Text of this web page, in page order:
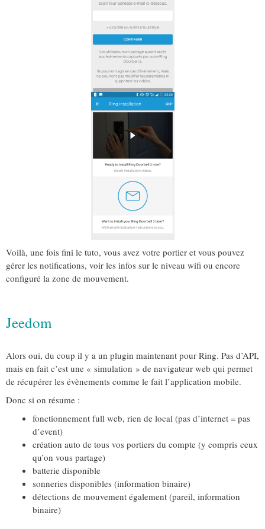
Voilà, une fois fini le tuto, vous avez votre portier et vous pouvez
gérer les notifications, voir les infos sur le niveau wifi ou encore
configuré la zone de mouvement.
Jeedom
Alors oui, du coup il y a un plugin maintenant pour Ring. Pas d’API,
mais en fait c’est une « simulation » de navigateur web qui permet
de récupérer les évènements comme le fait l’application mobile.
Donc si on résume :
fonctionnement full web, rien de local (pas d’internet = pas
d’event)
création auto de tous vos portiers du compte (y compris ceux
qu’on vous partage)
batterie disponible
sonneries disponibles (information binaire)
détections de mouvement également (pareil, information
binaire)